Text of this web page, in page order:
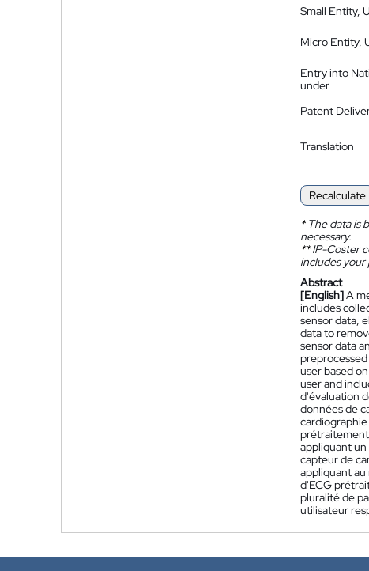
Small Entity,
Micro Entity,
Entry into
under
Patent
Translation
Recalculate
*The data is
necessary.
**IP-Coster
includes
Abstract
[English]A
includes
sensor data,
data to
sensor data
user based
user and
d'évaluation
données de
prétraitement
appliquant
capteur de
appliquant
d'ECG
pluralité de
utilisateur